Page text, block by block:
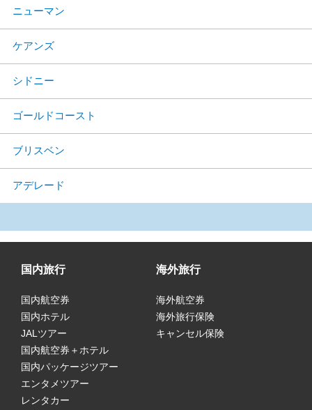
ニューマン
ケアンズ
シドニー
ゴールドコースト
ブリスベン
アデレード
国内旅行
国内航空券
国内ホテル
JALツアー
国内航空券＋ホテル
国内パッケージツアー
エンタメツアー
レンタカー
海外旅行
海外航空券
海外旅行保険
キャンセル保険